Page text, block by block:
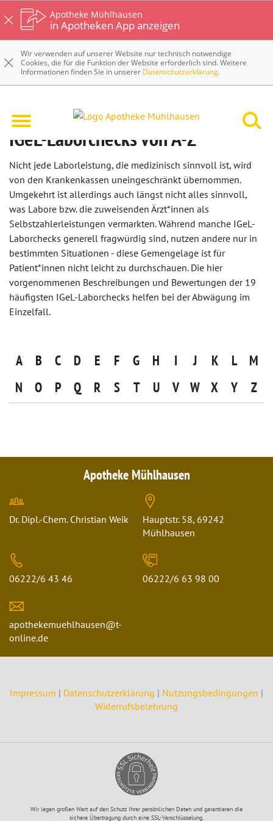
Apotheke Mühlhausen
in Apotheken App anzeigen
Wir verwenden auf unserer Website nur technisch notwendige
Cookies, die für die Funktion der Website erforderlich sind. Weitere
Informationen finden Sie in unserer Datenschutzerklärung.
IGeL-Laborchecks von A-Z
Nicht jede Laborleistung, die medizinisch sinnvoll ist, wird
von den Krankenkassen uneingeschränkt übernommen.
Umgekehrt ist allerdings auch längst nicht alles sinnvoll,
was Labore bzw. die zuweisenden Ärzt*innen als
Selbstzahlerleistungen vermarkten. Während manche IGeL-
Laborchecks generell fragwürdig sind, nutzen andere nur in
bestimmten Situationen - diese Gemengelage ist für
Patient*innen nicht leicht zu durchschauen. Die hier
vorgenommenen Beschreibungen und Bewertungen der 19
häufigsten IGeL-Laborchecks helfen bei der Abwägung im
Einzelfall.
A B C D E F G H I J K L
M
N
O P Q R S T U V W X Y Z
Apotheke Mühlhausen
Dr. Dipl.-Chem. Christian Weik
Hauptstr. 58, 69242
Mühlhausen
06222/6 43 46 06222/6 63 98 00
apothekemuehlhausen@t-
online.de
Impressum | Datenschutzerklärung | Nutzungsbedingungen |
Widerrufsbelehrung
Wir legen großen Wert auf den Schutz Ihrer persönlichen Daten und garantieren die
sichere Übertragung durch eine SSL-Verschlüsselung.